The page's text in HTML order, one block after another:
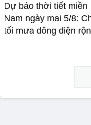
Dự báo thời tiết miền
Nam ngày mai 5/8:
tối mưa dông diện